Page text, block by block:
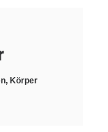
, Körper